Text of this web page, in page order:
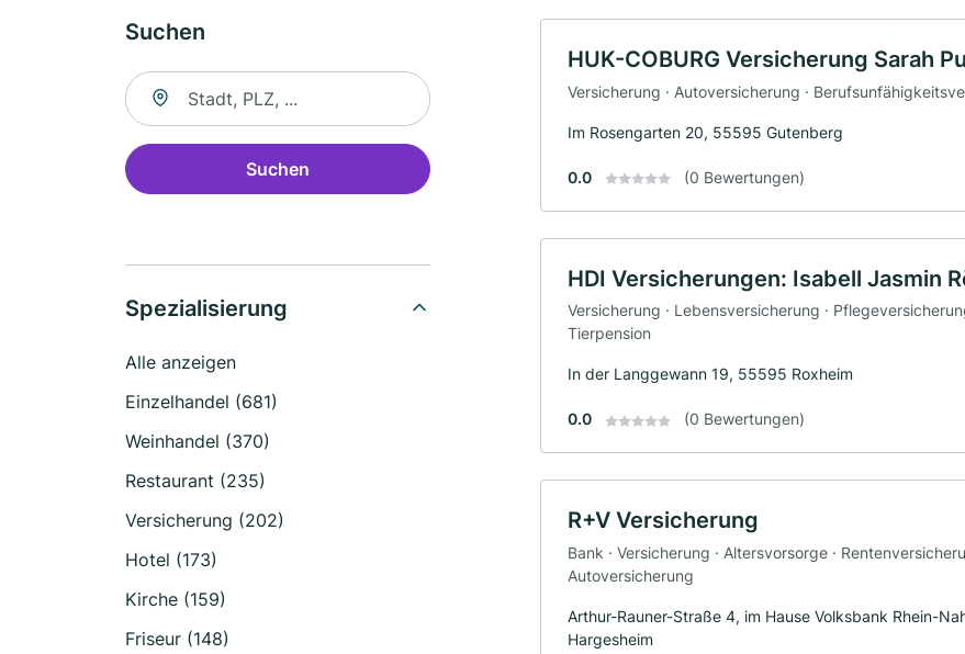
Suchen
Suche nach Ort
Suchen
Spezialisierung
Alle anzeigen
Einzelhandel (681)
Weinhandel (370)
Restaurant (235)
Versicherung (202)
Hotel (173)
Kirche (159)
Friseur (148)
HUK-COBURG Versicherung Sarah
Versicherung · Autoversicherung ·
Im Rosengarten 20, 55595 Gutenberg
0.0 (0 Bewertungen)
HDI Versicherungen: Isabell Jasmin
Versicherung · Lebensversicherung ·
Tierpension
In der Langgewann 19, 55595 Roxheim
0.0 (0 Bewertungen)
R+V Versicherung
Bank · Versicherung · Altersvorsorge ·
Autoversicherung
Arthur-Rauner-Straße 4, im Hause Volksbank Rhein-
Hargesheim